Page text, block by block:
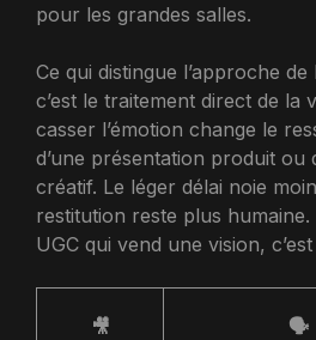
pour les grandes salles.
Ce qui distingue l’approche de
c’est le traitement direct de la
casser l’émotion change le
d’une présentation produit ou
créatif. Le léger délai noie
restitution reste plus
UGC qui vend une vision,
🎥
🗣️